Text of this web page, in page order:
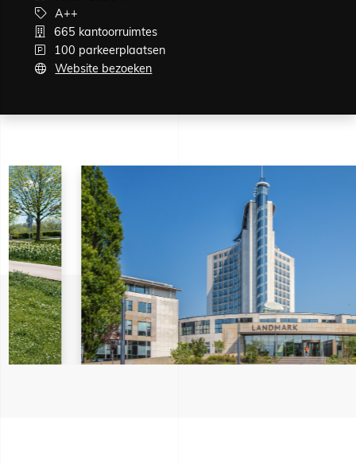
A++
665 kantoorruimtes
100 parkeerplaatsen
Website bezoeken